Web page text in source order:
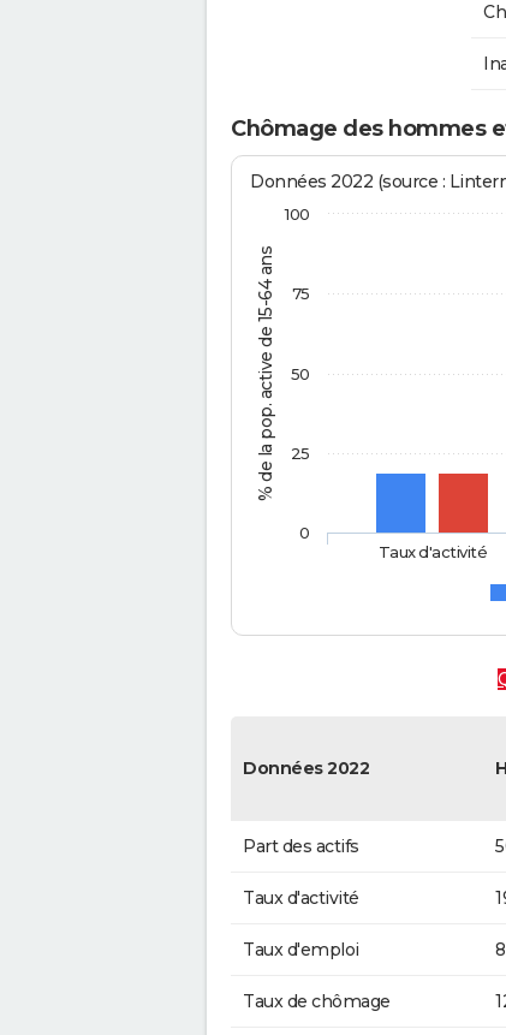
Chômage des hommes
% de la pop. active de 15-64 ans
Données 2022 (source :
Taux d'activité
0
25
50
75
100
Données 2022
Part des actifs
Taux d'activité
Taux d'emploi
Taux de chômage